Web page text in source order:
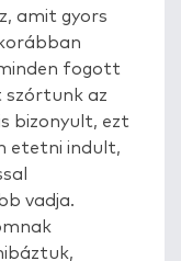
amit gyors
fogott
szórtunk az
bizonyult, ezt
etetni indult,
vadja.